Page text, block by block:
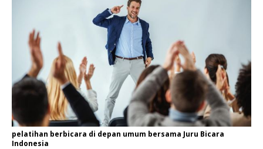
pelatihan berbicara di depan umum bersama Juru Bicara
Indonesia